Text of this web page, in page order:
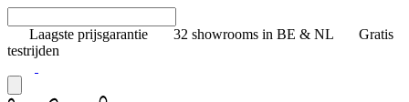
Laagste prijsgarantie 32 showrooms in BE & NL
Gratis
testrijden